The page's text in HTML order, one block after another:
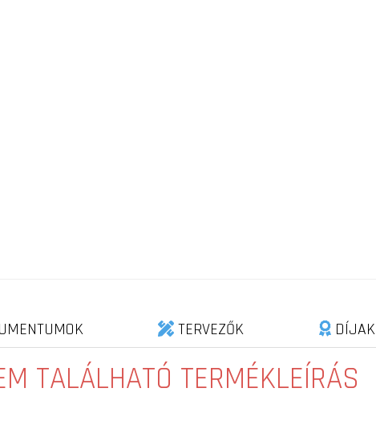
TERVEZŐK DÍJAK
TALÁLHATÓ TERMÉKLEÍRÁS